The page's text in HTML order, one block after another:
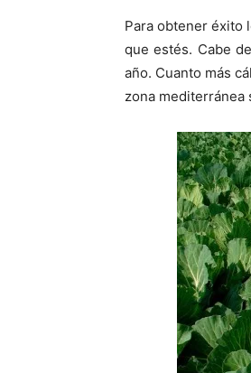
Para obtener éxito
que estés. Cabe
año. Cuanto más
zona mediterránea